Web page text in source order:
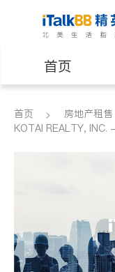
首页
医生
养老
首页 房地产租售
KOTAI REALTY, INC.